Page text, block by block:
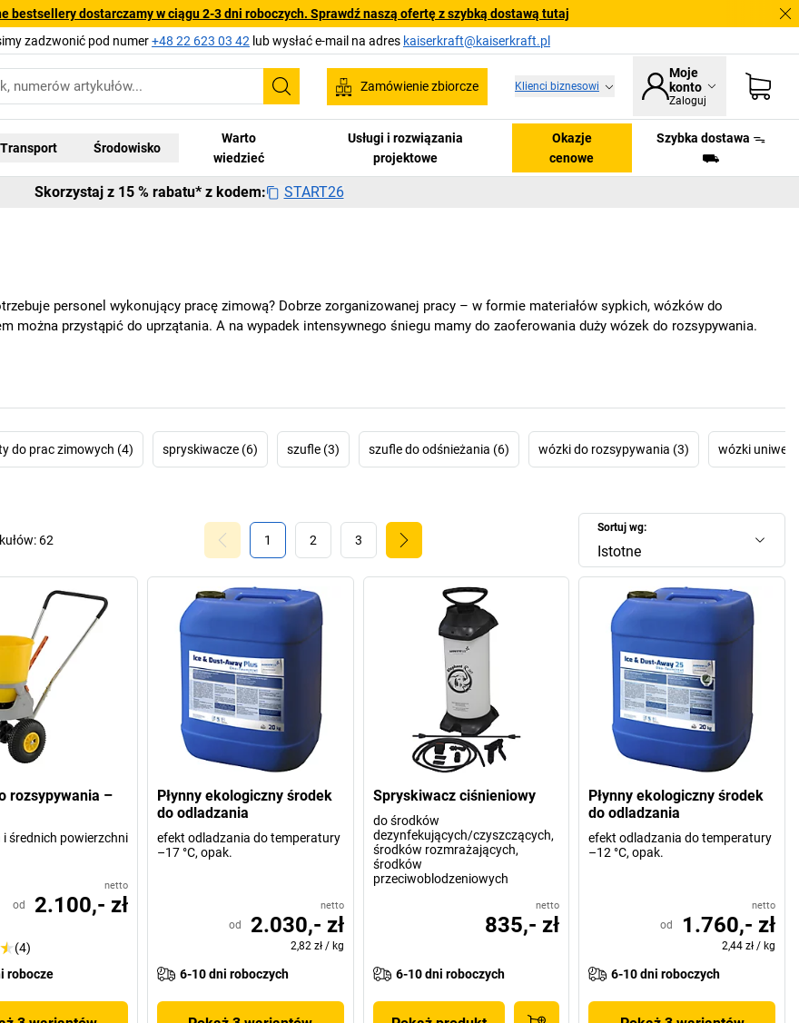
bestsellery dostarczamy w ciągu 2-3 dni roboczych. Sprawdź naszą ofertę z szybką dostawą tutaj
zadzwonić pod numer+48 22 623 03 42 lub wysłać e-mail na adres kaiserkraft@kaiserkraft.pl
Szukaj
Zamówienie zbiorcze Klienci biznesowi
Moje
konto
Zaloguj
Transport Środowisko
Warto
wiedzieć
Usługi i rozwiązania
projektowe
Okazje
cenowe
Szybka dostawa ᯓ
⛟
Skorzystaj z 15 % rabatu* z kodem: START26
personel wykonujący pracę zimową? Dobrze zorganizowanej pracy – w formie materiałów sypkich, wózków do
można przystąpić do uprzątania. A na wypadek intensywnego śniegu mamy do zaoferowania duży wózek do rozsypywania.
do prac zimowych (4) spryskiwacze (6) szufle (3) szufle do odśnieżania (6) wózki do rozsypywania (3) wózki
Sortuj wg:
Istotne
1 2 3
62
rozsypywania –
i średnich powierzchni
netto
od 2.100,- zł
(4)
robocze
Płynny ekologiczny środek
do odladzania
efekt odladzania do temperatury
–17 °C, opak.
netto
od 2.030,- zł
2,82 zł / kg
6-10 dni roboczych
Spryskiwacz ciśnieniowy
do środków
dezynfekujących/czyszczących,
środków rozmrażających,
środków
przeciwoblodzeniowych
netto
835,- zł
6-10 dni roboczych
Płynny ekologiczny środek
do odladzania
efekt odladzania do temperatury
–12 °C, opak.
netto
od 1.760,- zł
2,44 zł / kg
6-10 dni roboczych